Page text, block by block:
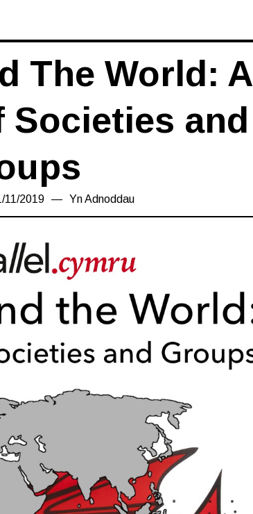
The World: A
and
11/2019 08/11/2019
YnAdnoddau